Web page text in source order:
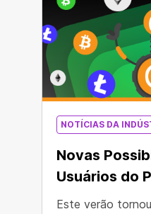
NOTÍCIAS DA
Novas
Usuários do
Este verão